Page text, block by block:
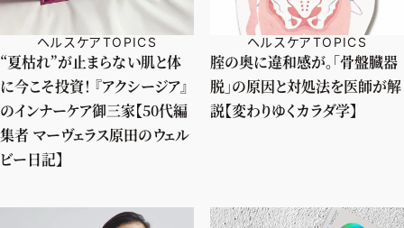
ヘルスケアTOPICS
“夏枯れ”が止まらない肌と体
に今こそ投資！ 『アクシージア』
のインナーケア御三家【50代編
集者 マーヴェラス原田のウェル
ビー日記】
ヘルスケアTOPICS
腟の奥に違和感が。「骨盤臓器
脱」の原因と対処法を医師が解
説【変わりゆくカラダ学】